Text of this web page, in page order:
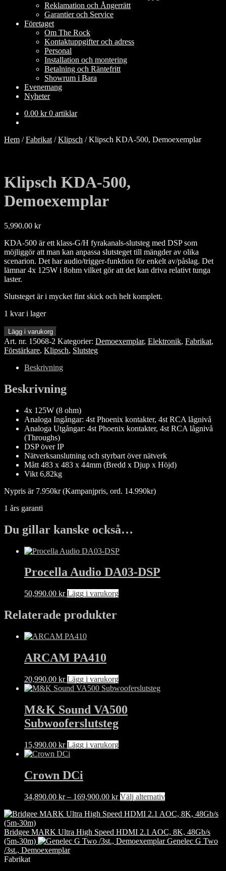
Reklamation och Ångerrätt
Garantier och Service
Företaget
Om The Rock
Kontaktuppgifter och adress
Personal
Installation och montering
Betalning och Räntefritt
Showrum i Bara
Evenemang
Nyheter
0.00 kr 0 artiklar
Hem /Fabrikat /Klipsch /Klipsch KDA-500, Demoexemplar
Klipsch KDA-500,
Demoexemplar
5,990.00 kr
KDA-500 är ett klass-G/H fyrakanals-slutsteg med DSP som
möjliggör att man kan anpassa slutsteget till mängder av olika
scenarion. Det har audio/trigger-funktion för enkelt av/påslag. Det
lämnar 4x 125W i 8ohm vilket gör att det kan driva relativt tunga
laster.
Slutsteget är i mycket fint skick och helt komplett.
1 kvar i lager
Klipsch
KDA-
500,
mängd
Lägg i varukorg
Art. nr. 15068-2 Kategorier: Demoexemplar, Elektronik, Fabrikat,
Förstärkare, Klipsch, Slutsteg
Beskrivning
Beskrivning
4x 125W (8 ohm)
Analoga Ingångar: 4st Phoenix kontakter, 4st RCA lågnivå
Analoga Utgångar: 4st Phoenix kontakter, 4st RCA lågnivå
(Throughs)
DSP över IP
Nätverksanslutning och styrbart över nätverk
Mått 483 x 483 x 44mm (Bredd x Djup x Höjd)
Vikt 6,82kg
Nypris är 7.950kr (Kampanjpris, ord. 14.990kr)
1 års garanti
Du gillar kanske också…
Procella Audio DA03-DSP
50,990.00 kr Lägg i varukorg
Relaterade produkter
ARCAM PA410
20,990.00 kr Lägg i varukorg
M&K Sound VA500
Subwooferslutsteg
15,990.00 kr Lägg i varukorg
Crown DCi
34,890.00 kr – 169,900.00 krPrisintervall:
till
Välj alternativDen
produkten
flera
varianter.
Bridgee MARK Ultra High Speed HDMI 2.1 AOC, 8K, 48Gb/s
(5m-30m)
Genelec G Two
/3st., Demoexemplar
Fabrikat